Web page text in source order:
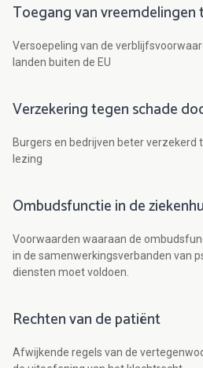
Toegang van
Versoepeling van de
landen buiten de EU
Verzekering tegen schade
Burgers en bedrijven beter
lezing
Ombudsfunctie in de
Voorwaarden waaraan de
in de samenwerkingsverbanden van
diensten moet voldoen.
Rechten van de patiënt
Afwijkende regels van de